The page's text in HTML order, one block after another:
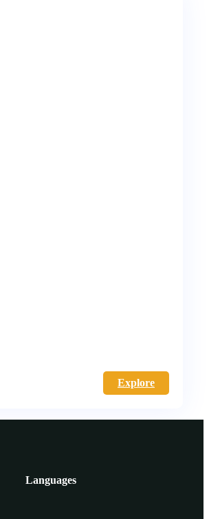
Explore
Languages